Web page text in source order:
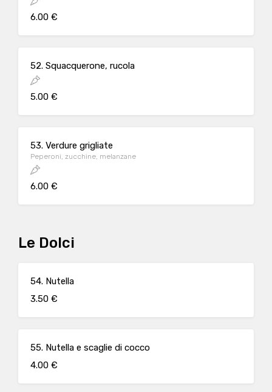
6.00 €
52. Squacquerone, rucola
5.00 €
53. Verdure grigliate
Peperoni, zucchine, melanzane
6.00 €
Le Dolci
54. Nutella
3.50 €
55. Nutella e scaglie di cocco
4.00 €